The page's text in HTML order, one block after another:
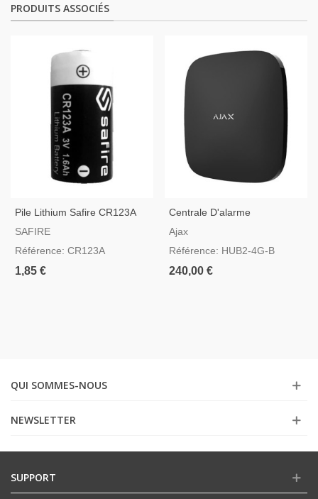
PRODUITS ASSOCIÉS
Pile Lithium Safire CR123A
SAFIRE
Référence: CR123A
1,85 €
Centrale D'alarme
Professionnelle Ajax Hub2-
Ajax
Référence: HUB2-4G-B
240,00 €
QUI SOMMES-NOUS
NEWSLETTER
SUPPORT